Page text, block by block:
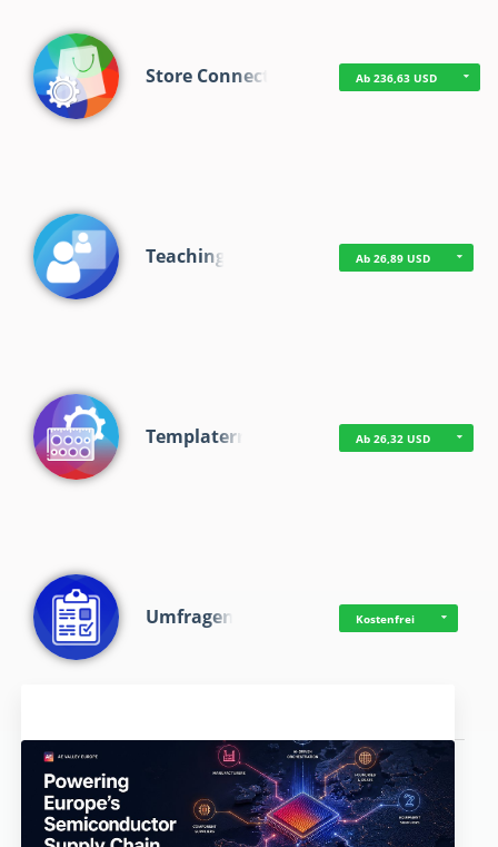
Store Connect Ab 236,63 USD
Teaching Ab 26,89 USD
Templaterr Ab 26,32 USD
Umfragen Kostenfrei